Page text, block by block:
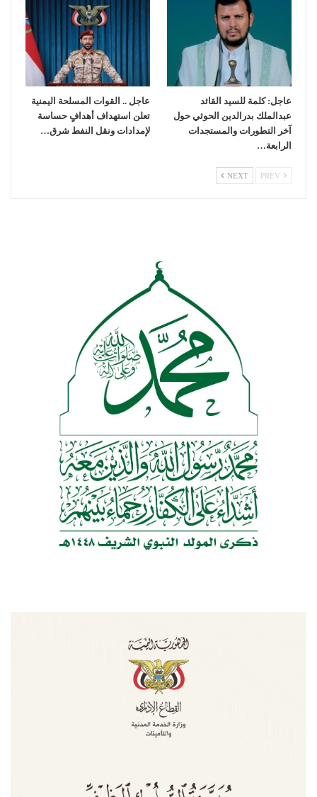
عاجل: كلمة للسيد القائد
عبدالملك بدرالدين الحوثي حول
آخر التطورات والمستجدات
الرابعة…
عاجل .. القوات المسلحة اليمنية
تعلن استهداف أهدافٍ حساسة
لإمدادات ونقل النفط شرق…
NEXT